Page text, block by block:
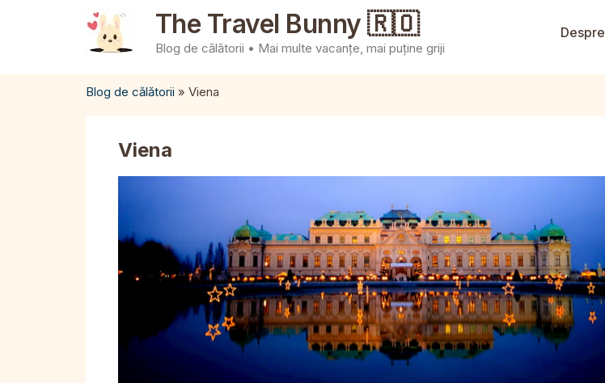
The Travel Bunny 🇷🇴
Blog de călătorii • Mai multe vacanțe, mai puține griji
Despre
Blog de călătorii » Viena
Viena